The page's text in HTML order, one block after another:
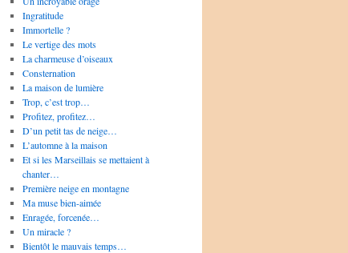
Ingratitude
Immortelle ?
Le vertige des mots
La charmeuse d’oiseaux
Consternation
La maison de lumière
Trop, c’est trop…
Profitez, profitez…
D’un petit tas de neige…
L’automne à la maison
Et si les Marseillais se mettaient à
chanter…
Première neige en montagne
Ma muse bien-aimée
Enragée, forcenée…
Un miracle ?
Bientôt le mauvais temps…